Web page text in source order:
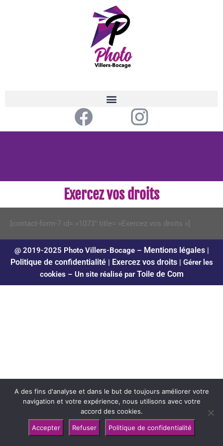
Exercez vos droits
[contact-form-7 id= »1073″ title= »Exercez vos droits »]
@ 2019-2025 Photo Villers-Bocage – Mentions légales|
Politique de confidentialité| Exercez vos droits| Gérer les
cookies – Un site réalisé parToile de Com
A des fins d'analyse et dans le but de toujours améliorer votre
navigation et votre expérience, nous utilisons avec votre
accord des cookies.
Accepter Refuser Politique de confidentialité